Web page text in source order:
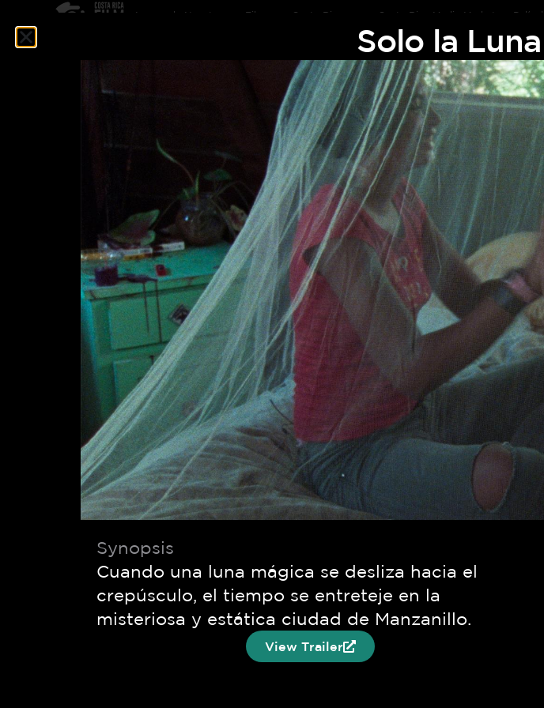
Acerca de Nosotros Filmar en Costa Rica Costa Rica Media Market
Solo la Luna
Cuando una luna mágica se desliza hacia el crepúsculo, el tiempo se entreteje en
© 2026 PROCOMER-CR FILM COMISSION. Todos los derechos reservados
Solo la
Synopsis
Cuando una luna mágica se desliza hacia el
crepúsculo, el tiempo se entreteje en la
misteriosa y estática ciudad de Manzanillo.
View Trailer